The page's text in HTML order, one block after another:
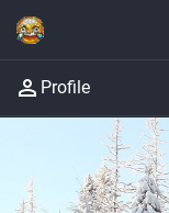
Profile